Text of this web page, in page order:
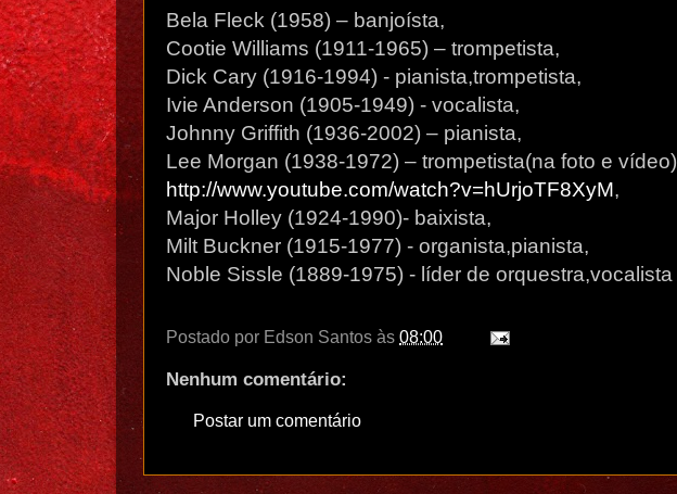
Bela Fleck (1958) – banjoísta,
Cootie Williams (1911-1965) – trompetista,
Dick Cary (1916-1994) - pianista,trompetista,
Ivie Anderson (1905-1949) - vocalista,
Johnny Griffith (1936-2002) – pianista,
Lee Morgan (1938-1972) – trompetista(na foto e vídeo)
http://www.youtube.com/watch?v=hUrjoTF8XyM,
Major Holley (1924-1990)- baixista,
Milt Buckner (1915-1977) - organista,pianista,
Noble Sissle (1889-1975) - líder de orquestra,vocalista
Postado por Edson Santos às 08:00
Nenhum comentário:
Postar um comentário